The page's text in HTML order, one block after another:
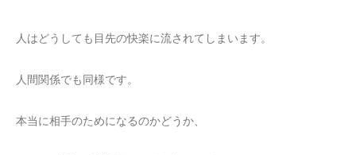
人はどうしても目先の快楽に流されてしまいます。
人間関係でも同様です。
本当に相手のためになるのかどうか、